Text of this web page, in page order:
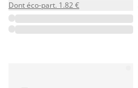
Dont éco-part. 1.82 €